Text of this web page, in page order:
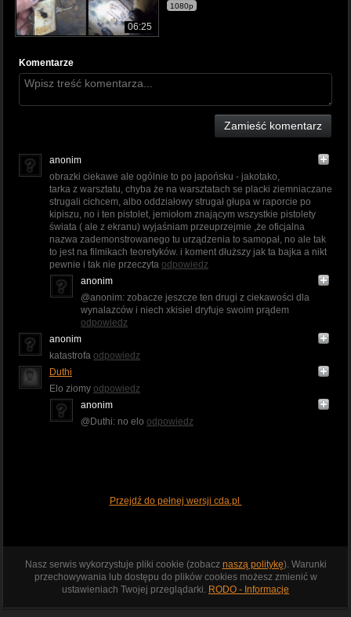
06:25
1080p
Komentarze
Zamieść komentarz
anonim
obrazki ciekawe ale ogólnie to po japońsku - jakotako,
tarka z warsztatu, chyba że na warsztatach se placki ziemniaczane
strugali cichcem, albo oddziałowy strugał głupa w raporcie po
kipiszu, no i ten pistolet, jemiołom znającym wszystkie pistolety
świata ( ale z ekranu) wyjaśniam przeuprzejmie ,że oficjalna
nazwa zademonstrowanego tu urządzenia to samopał, no ale tak
to jest na filmikach teoretyków. i koment dłuższy jak ta bajka a nikt
pewnie i tak nie przeczyta odpowiedz
anonim
@anonim: zobacze jeszcze ten drugi z ciekawości dla
wynalazców i niech xkisiel dryfuje swoim prądem
odpowiedz
anonim
katastrofa odpowiedz
Duthi
Elo ziomy odpowiedz
anonim
@Duthi: no elo odpowiedz
Przejdź do pełnej wersji cda.pl
Nasz serwis wykorzystuje pliki cookie (zobacz naszą politykę). Warunki
przechowywania lub dostępu do plików cookies możesz zmienić w
ustawieniach Twojej przeglądarki. RODO - Informacje